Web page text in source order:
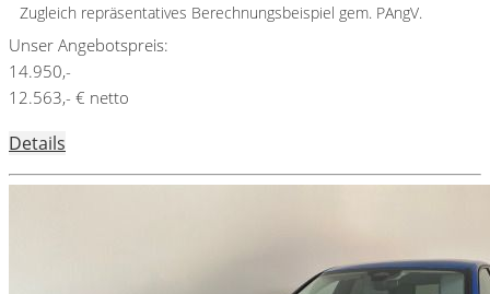
Zugleich repräsentatives Berechnungsbeispiel gem. PAngV.
Unser Angebotspreis:
14.950,-
12.563,- € netto
Details